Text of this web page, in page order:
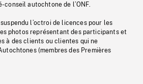
autochtone de l’ONF.
l’octroi de licences pour les
photos représentant des participants et
à des clients ou clientes qui ne
(membres des Premières